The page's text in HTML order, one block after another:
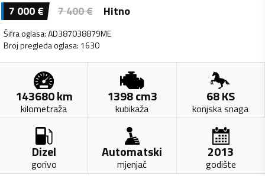
7 000€ 7 400€ Hitno
Šifra oglasa:AD387038879ME
Broj pregleda oglasa: 1630
143680km
kilometraža
1398cm3
kubikaža
68KS
konjska snaga
Dizel
gorivo
Automatski
mjenjač
2013
godište